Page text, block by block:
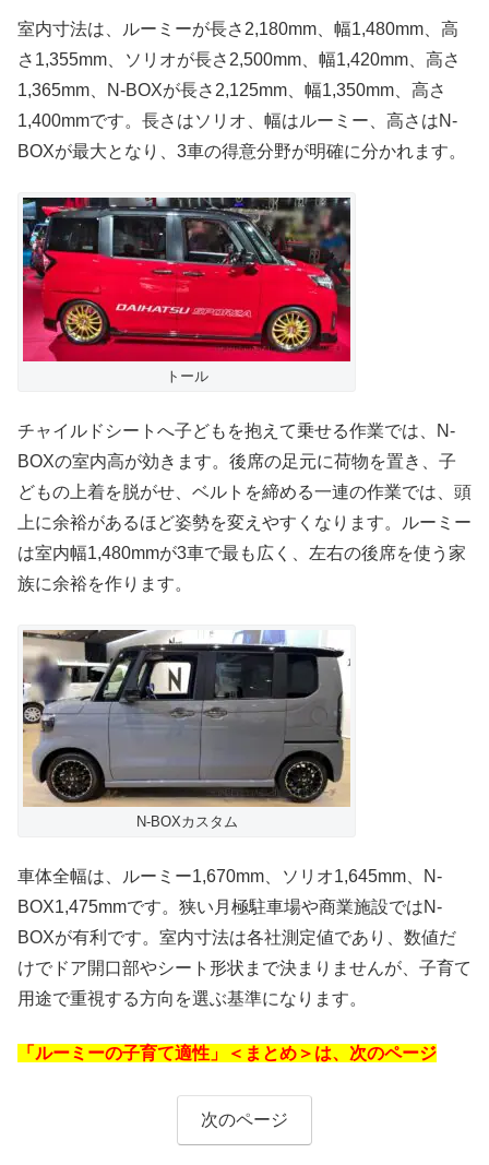
室内寸法は、ルーミーが長さ2,180mm、幅1,480mm、高
さ1,355mm、ソリオが長さ2,500mm、幅1,420mm、高さ
1,365mm、N-BOXが長さ2,125mm、幅1,350mm、高さ
1,400mmです。長さはソリオ、幅はルーミー、高さはN-
BOXが最大となり、3車の得意分野が明確に分かれます。
トール
チャイルドシートへ子どもを抱えて乗せる作業では、N-
BOXの室内高が効きます。後席の足元に荷物を置き、子
どもの上着を脱がせ、ベルトを締める一連の作業では、頭
上に余裕があるほど姿勢を変えやすくなります。ルーミー
は室内幅1,480mmが3車で最も広く、左右の後席を使う家
族に余裕を作ります。
N-BOXカスタム
車体全幅は、ルーミー1,670mm、ソリオ1,645mm、N-
BOX1,475mmです。狭い月極駐車場や商業施設ではN-
BOXが有利です。室内寸法は各社測定値であり、数値だ
けでドア開口部やシート形状まで決まりませんが、子育て
用途で重視する方向を選ぶ基準になります。
「ルーミーの子育て適性」＜まとめ＞は、次のページ
次のページ